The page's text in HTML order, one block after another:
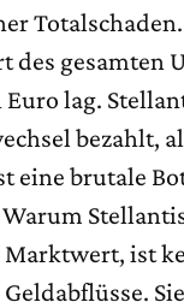
des gesamten
lag.
bezahlt,
eine brutale
Marktwert, ist